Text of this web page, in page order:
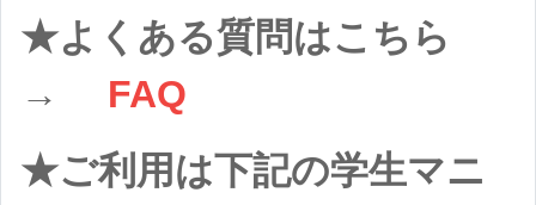
★よくある質問はこちら
→ FAQ
★ご利用は下記の学生マニ